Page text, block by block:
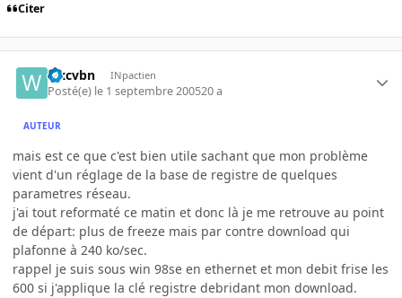
Citer
wxcvbn INpactien
Posté(e) le 1 septembre 200520 a
AUTEUR
mais est ce que c'est bien utile sachant que mon problème
vient d'un réglage de la base de registre de quelques
parametres réseau.
j'ai tout reformaté ce matin et donc là je me retrouve au point
de départ: plus de freeze mais par contre download qui
plafonne à 240 ko/sec.
rappel je suis sous win 98se en ethernet et mon debit frise les
600 si j'applique la clé registre debridant mon download.